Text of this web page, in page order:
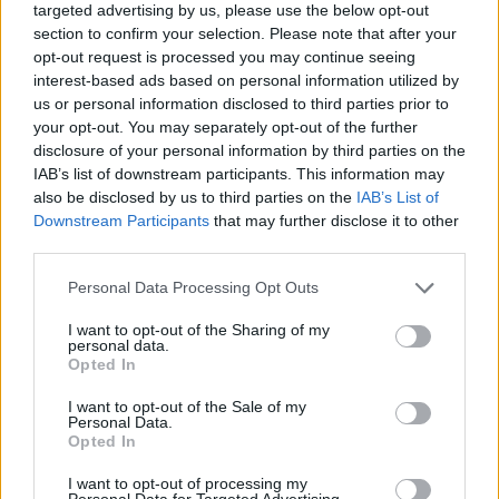
targeted advertising by us, please use the below opt-out
section to confirm your selection. Please note that after your
opt-out request is processed you may continue seeing
interest-based ads based on personal information utilized by
us or personal information disclosed to third parties prior to
your opt-out. You may separately opt-out of the further
disclosure of your personal information by third parties on the
IAB’s list of downstream participants. This information may
also be disclosed by us to third parties on the IAB’s List of
Downstream Participants that may further disclose it to other
Personal Data Processing Opt Outs
I want to opt-out of the Sharing of my
personal data.
Opted In
I want to opt-out of the Sale of my
Personal Data.
Opted In
I want to opt-out of processing my
διαδικασίες
09/08/2026 - 11:18 ΕΛΛΑΔΑ
ΔΗΜΟΦΙΛΗ
Αλ. Τσίπρας: Στις 2 Σεπτεμβρίου η παρουσίαση του
Θεσσαλονίκη
09/08/2026 - 10:03
Στα 15 δισ. ευρώ ο στόχος για νέα δάνεια το 2026
- Η «ακτινογραφία» της κερδοφορίας των
09/08/2026 - 10:52 ΤΡΑΠΕΖΕΣ